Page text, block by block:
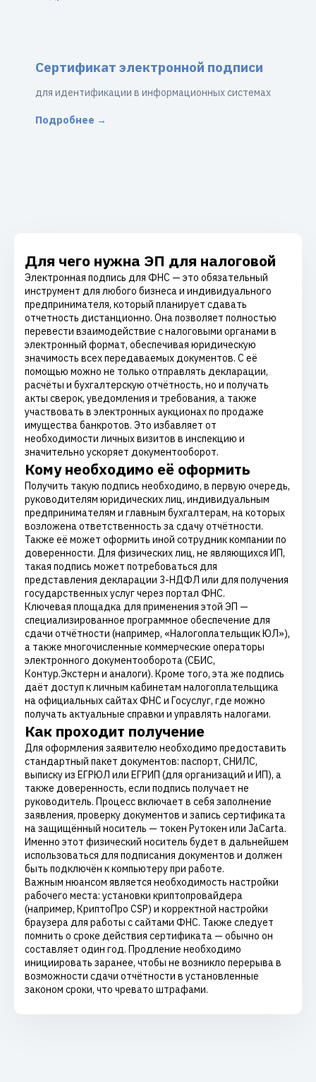
Сертификат электронной подписи
для идентификации в информационных системах
Подробнее →
Для чего нужна ЭП для налоговой
Электронная подпись для ФНС — это обязательный
инструмент для любого бизнеса и индивидуального
предпринимателя, который планирует сдавать
отчетность дистанционно. Она позволяет полностью
перевести взаимодействие с налоговыми органами в
электронный формат, обеспечивая юридическую
значимость всех передаваемых документов. С её
помощью можно не только отправлять декларации,
расчёты и бухгалтерскую отчётность, но и получать
акты сверок, уведомления и требования, а также
участвовать в электронных аукционах по продаже
имущества банкротов. Это избавляет от
необходимости личных визитов в инспекцию и
значительно ускоряет документооборот.
Кому необходимо её оформить
Получить такую подпись необходимо, в первую очередь,
руководителям юридических лиц, индивидуальным
предпринимателям и главным бухгалтерам, на которых
возложена ответственность за сдачу отчётности.
Также её может оформить иной сотрудник компании по
доверенности. Для физических лиц, не являющихся ИП,
такая подпись может потребоваться для
представления декларации 3-НДФЛ или для получения
государственных услуг через портал ФНС.
Ключевая площадка для применения этой ЭП —
специализированное программное обеспечение для
сдачи отчётности (например, «Налогоплательщик ЮЛ»),
а также многочисленные коммерческие операторы
электронного документооборота (СБИС,
Контур.Экстерн и аналоги). Кроме того, эта же подпись
даёт доступ к личным кабинетам налогоплательщика
на официальных сайтах ФНС и Госуслуг, где можно
получать актуальные справки и управлять налогами.
Как проходит получение
Для оформления заявителю необходимо предоставить
стандартный пакет документов: паспорт, СНИЛС,
выписку из ЕГРЮЛ или ЕГРИП (для организаций и ИП), а
также доверенность, если подпись получает не
руководитель. Процесс включает в себя заполнение
заявления, проверку документов и запись сертификата
на защищённый носитель — токен Рутокен или JaCarta.
Именно этот физический носитель будет в дальнейшем
использоваться для подписания документов и должен
быть подключён к компьютеру при работе.
Важным нюансом является необходимость настройки
рабочего места: установки криптопровайдера
(например, КриптоПро CSP) и корректной настройки
браузера для работы с сайтами ФНС. Также следует
помнить о сроке действия сертификата — обычно он
составляет один год. Продление необходимо
инициировать заранее, чтобы не возникло перерыва в
возможности сдачи отчётности в установленные
законом сроки, что чревато штрафами.